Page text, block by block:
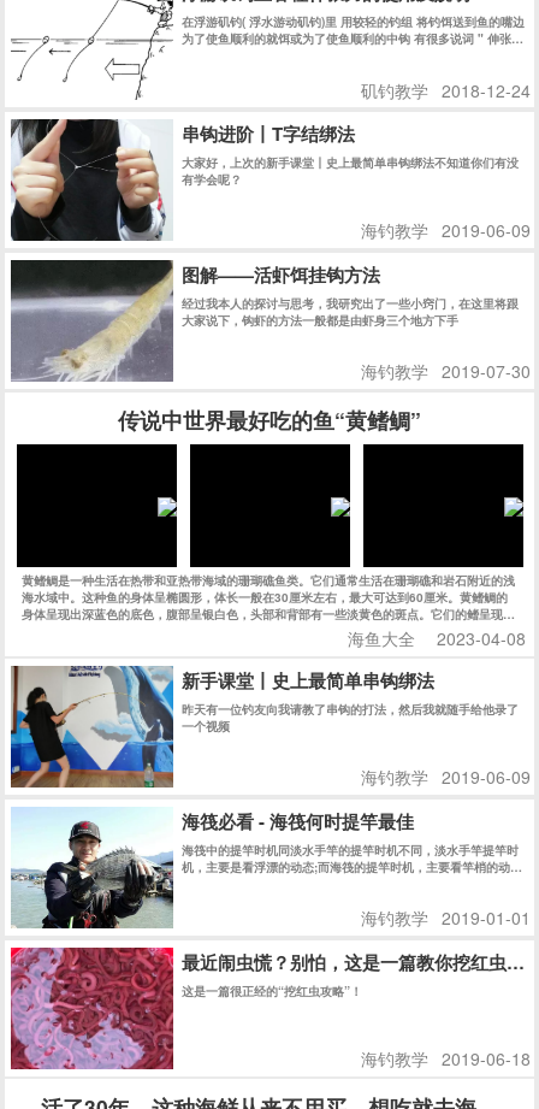
在浮游矶钓( 浮水游动矶钓)里 用较轻的钓组 将钓饵送到鱼的嘴边
为了使鱼顺利的就饵或为了使鱼顺利的中钩 有很多说词 " 伸张拉
! 而迅速的使钓鱼者在第一时间内 知道鱼在吃食的信息 而采取相
矶钓教学 2018-12-24
串钩进阶丨T字结绑法
大家好，上次的新手课堂丨史上最简单串钩绑法不知道你们有没
有学会呢？
海钓教学 2019-06-09
图解——活虾饵挂钩方法
经过我本人的探讨与思考，我研究出了一些小窍门，在这里将跟
大家说下，钩虾的方法一般都是由虾身三个地方下手
海钓教学 2019-07-30
传说中世界最好吃的鱼“黄鳍鲷”
黄鳍鲷是一种生活在热带和亚热带海域的珊瑚礁鱼类。它们通常生活在珊瑚礁和岩石附近的浅
海水域中。这种鱼的身体呈椭圆形，体长一般在30厘米左右，最大可达到60厘米。黄鳍鲷的
身体呈现出深蓝色的底色，腹部呈银白色，头部和背部有一些淡黄色的斑点。它们的鳍呈现出
海鱼大全 2023-04-08
新手课堂丨史上最简单串钩绑法
昨天有一位钓友向我请教了串钩的打法，然后我就随手给他录了
一个视频
海钓教学 2019-06-09
海筏必看 - 海筏何时提竿最佳
海筏中的提竿时机同淡水手竿的提竿时机不同，淡水手竿提竿时
机，主要是看浮漂的动态;而海筏的提竿时机，主要看竿梢的动态
海钓教学 2019-01-01
最近闹虫慌？别怕，这是一篇教你挖红虫的
这是一篇很正经的“挖红虫攻略”！
海钓教学 2019-06-18